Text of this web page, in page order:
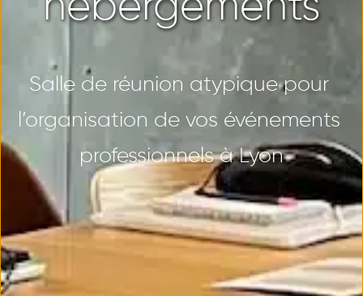
Salle de réunion atypique pour
l’organisation de vos événements
professionnels à Lyon